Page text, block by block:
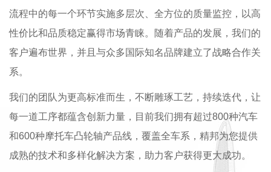
流程中的每一个环节实施多层次、全方位的质量监控，以高
性价比和品质稳定赢得市场青睐。随着产品的发展，我们的
客户遍布世界，并且与众多国际知名品牌建立了战略合作关
系。
我们的团队为更高标准而生，不断雕琢工艺，持续迭代，让
每一道工序都蕴含创新力量，目前我们拥有超过800种汽车
和600种摩托车凸轮轴产品线，覆盖全车系，精邦为您提供
成熟的技术和多样化解决方案，助力客户获得更大成功。